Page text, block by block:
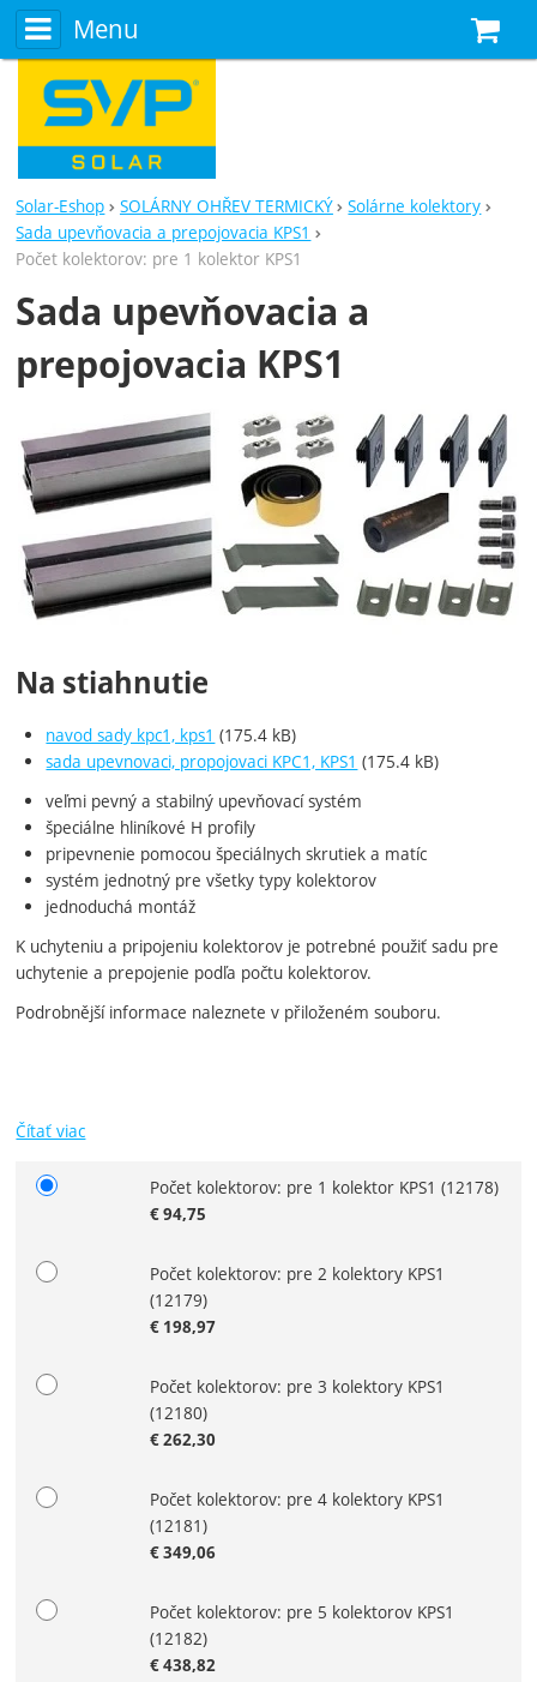
Menu
Solar-Eshop SOLÁRNY OHŘEV TERMICKÝ
Solárne kolektory
Sada upevňovacia a prepojovacia KPS1
Počet kolektorov: pre 1 kolektor KPS1
Sada upevňovacia a
prepojovacia KPS1
Fotografie
Na stiahnutie
navod sady kpc1, kps1 (175.4 kB)
sada upevnovaci, propojovaci KPC1, KPS1 (175.4 kB)
veľmi pevný a stabilný upevňovací systém
špeciálne hliníkové H profily
pripevnenie pomocou špeciálnych skrutiek a matíc
systém jednotný pre všetky typy kolektorov
jednoduchá montáž
K uchyteniu a pripojeniu kolektorov je potrebné použiť sadu pre
uchytenie a prepojenie podľa počtu kolektorov.
Podrobnější informace naleznete v přiloženém souboru.
Čítať viac
Zvoľte variantPočet kolektorov: pre 1 kolektor KPS1(12178)
€94,75
Počet kolektorov: pre 2 kolektory KPS1
(12179)
€ 198,97
Počet kolektorov: pre 3 kolektory KPS1
(12180)
€262,30
Počet kolektorov: pre 4 kolektory KPS1
(12181)
€349,06
Počet kolektorov: pre 5 kolektorov KPS1
(12182)
€438,82